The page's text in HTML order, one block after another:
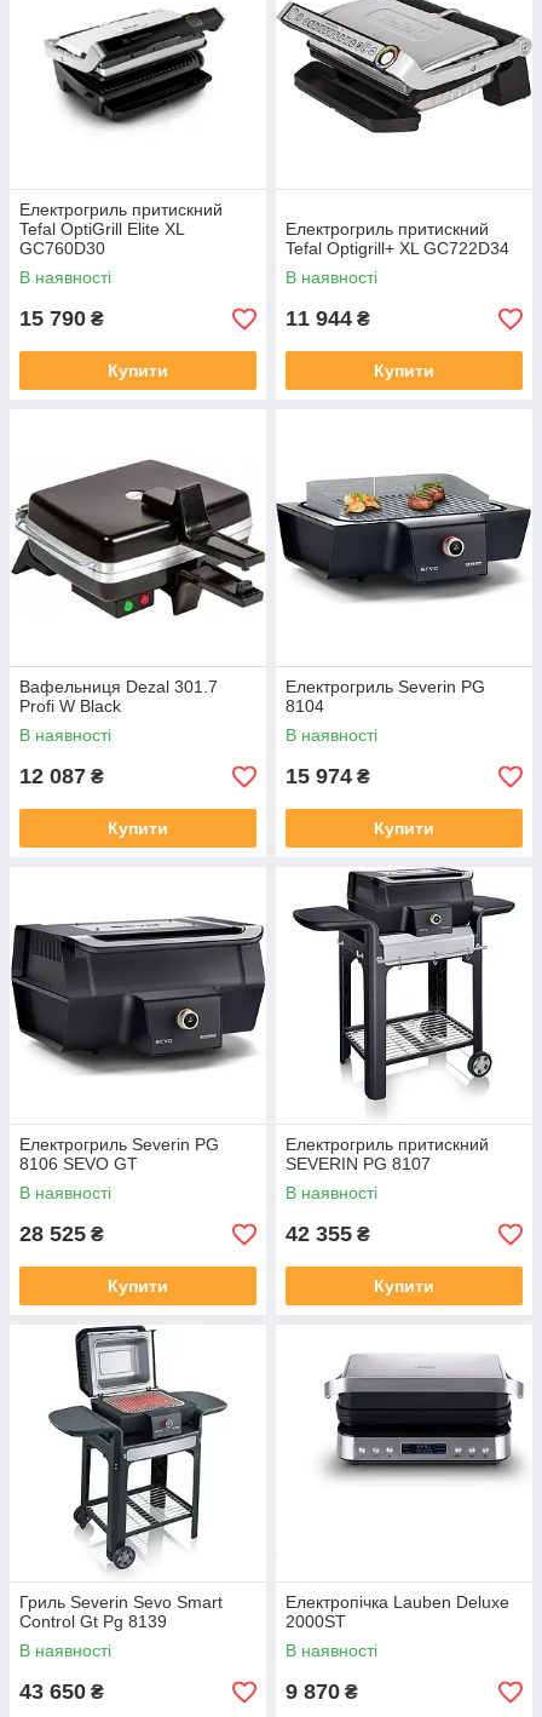
Електрогриль притискний
Tefal OptiGrill Elite XL
GC760D30
В наявності
15 790 ₴
Купити
Електрогриль притискний
Tefal Optigrill+ XL GC722D34
В наявності
11 944 ₴
Купити
Вафельниця Dezal 301.7
Profi W Black
В наявності
12 087 ₴
Купити
Електрогриль Severin PG
8104
В наявності
15 974 ₴
Купити
Електрогриль Severin PG
8106 SEVO GT
В наявності
28 525 ₴
Купити
Електрогриль притискний
SEVERIN PG 8107
В наявності
42 355 ₴
Купити
Гриль Severin Sevo Smart
Control Gt Pg 8139
В наявності
43 650 ₴
Електропічка Lauben Deluxe
2000ST
В наявності
9 870 ₴